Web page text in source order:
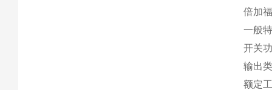
倍加
一般
开关
输出
额定